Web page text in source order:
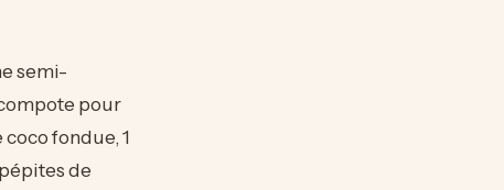
semi-
pour
fondue, 1
de